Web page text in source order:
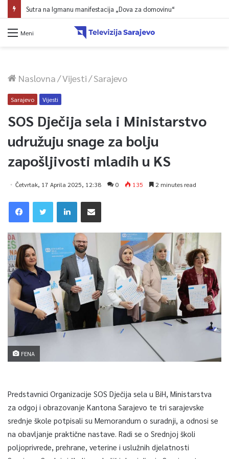
Sutra na Igmanu manifestacija „Dova za domovinu“
Meni
Naslovna/Vijesti/Sarajevo
Sarajevo Vijesti
SOS Dječija sela i Ministarstvo
udružuju snage za bolju
zapošljivosti mladih u KS
Četvrtak, 17 Aprila 2025, 12:38 0 135 2 minutes read
FENA
Predstavnici Organizacije SOS Dječija sela u BiH, Ministarstva
za odgoj i obrazovanje Kantona Sarajevo te tri sarajevske
srednje škole potpisali su Memorandum o suradnji, a odnosi se
na obavljanje praktične nastave. Radi se o Srednjoj školi
poljoprivrede, prehrane, veterine i uslužnih djelatnosti